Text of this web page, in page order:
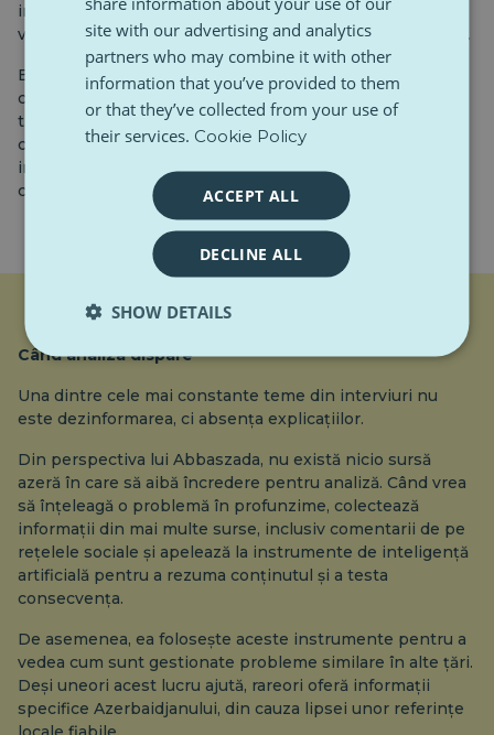
informațiile poate duce la tensiuni în redacție, unde
viteza este adesea prioritizată în detrimentul certitudinii.
Emoția, adaugă ea, este cel mai frecvent motiv pentru
care precizia scade. Știrile care declanșează furie sau
tristețe fac mai greu de menținut distanța critică. Atunci
când apar greșeli, acestea sunt de obicei rezultatul
intensității emoționale, mai degrabă decât al lipsei de
conștientizare.
Când analiza dispare
Una dintre cele mai constante teme din interviuri nu
este dezinformarea, ci absența explicațiilor.
Din perspectiva lui Abbaszada, nu există nicio sursă
azeră în care să aibă încredere pentru analiză. Când vrea
să înțeleagă o problemă în profunzime, colectează
informații din mai multe surse, inclusiv comentarii de pe
rețelele sociale și apelează la instrumente de inteligență
artificială pentru a rezuma conținutul și a testa
consecvența.
De asemenea, ea folosește aceste instrumente pentru a
vedea cum sunt gestionate probleme similare în alte țări.
Deși uneori acest lucru ajută, rareori oferă informații
specifice Azerbaidjanului, din cauza lipsei unor referințe
site with our advertising and analytics
partners who may combine it with other
information that you’ve provided to them
or that they’ve collected from your use of
their services. Cookie Policy
ACCEPT ALL
DECLINE ALL
SHOW DETAILS